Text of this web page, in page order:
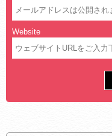
Website